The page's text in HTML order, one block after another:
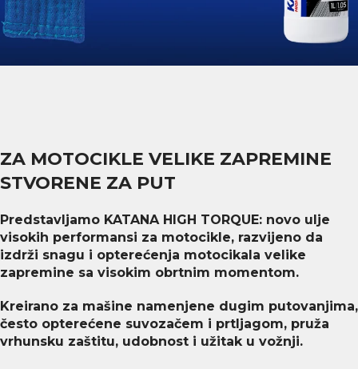
ZA MOTOCIKLE VELIKE ZAPREMINE
STVORENE ZA PUT
Predstavljamo KATANA HIGH TORQUE: novo ulje
visokih performansi za motocikle, razvijeno da
izdrži snagu i opterećenja motocikala velike
zapremine sa visokim obrtnim momentom.
Kreirano za mašine namenjene dugim putovanjima,
često opterećene suvozačem i prtljagom, pruža
vrhunsku zaštitu, udobnost i užitak u vožnji.